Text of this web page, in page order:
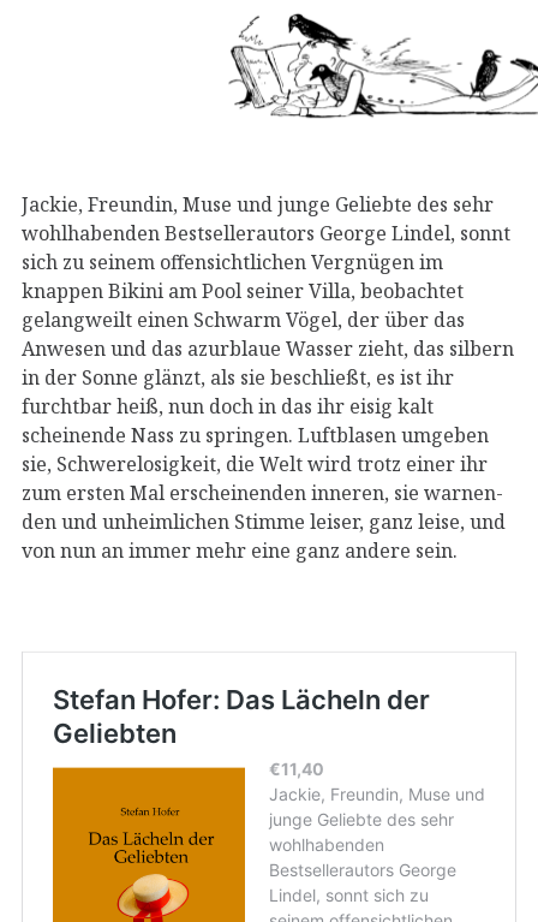
Jackie, Freundin, Muse und junge Geliebte des sehr
wohlhabenden Bestsellerautors George Lindel, sonnt
sich zu seinem offensichtlichen Vergnügen im
knappen Bikini am Pool seiner Villa, beobachtet
gelangweilt einen Schwarm Vögel, der über das
Anwesen und das azurblaue Wasser zieht, das silbern
in der Sonne glänzt, als sie beschließt, es ist ihr
furchtbar heiß, nun doch in das ihr eisig kalt
scheinende Nass zu springen. Luftblasen umgeben
sie, Schwerelosigkeit, die Welt wird trotz einer ihr
zum ersten Mal erscheinenden inneren, sie warnen-
den und unheimlichen Stimme leiser, ganz leise, und
von nun an immer mehr eine ganz andere sein.